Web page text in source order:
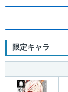
限定キャラ